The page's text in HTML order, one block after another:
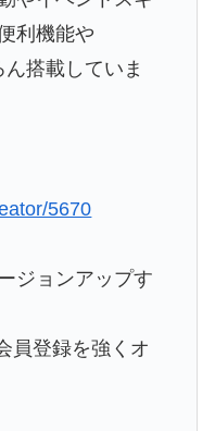
利機能や
搭載していま
5670
ジョンアップす
員登録を強くオ